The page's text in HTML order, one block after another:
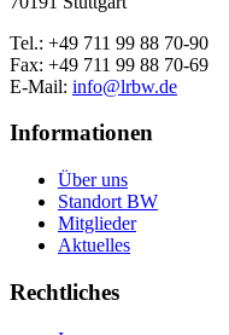
Tel.: +49 711 99 88 70-90
Fax: +49 711 99 88 70-69
E-Mail: info@lrbw.de
Informationen
Über uns
Standort BW
Mitglieder
Aktuelles
Rechtliches